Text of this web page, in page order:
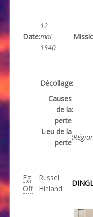
Date:
12
mai
1940
Décollage:
Causes
de la
perte
:
Lieu de la
perte
:
Fg
Off
Russel
Hieland